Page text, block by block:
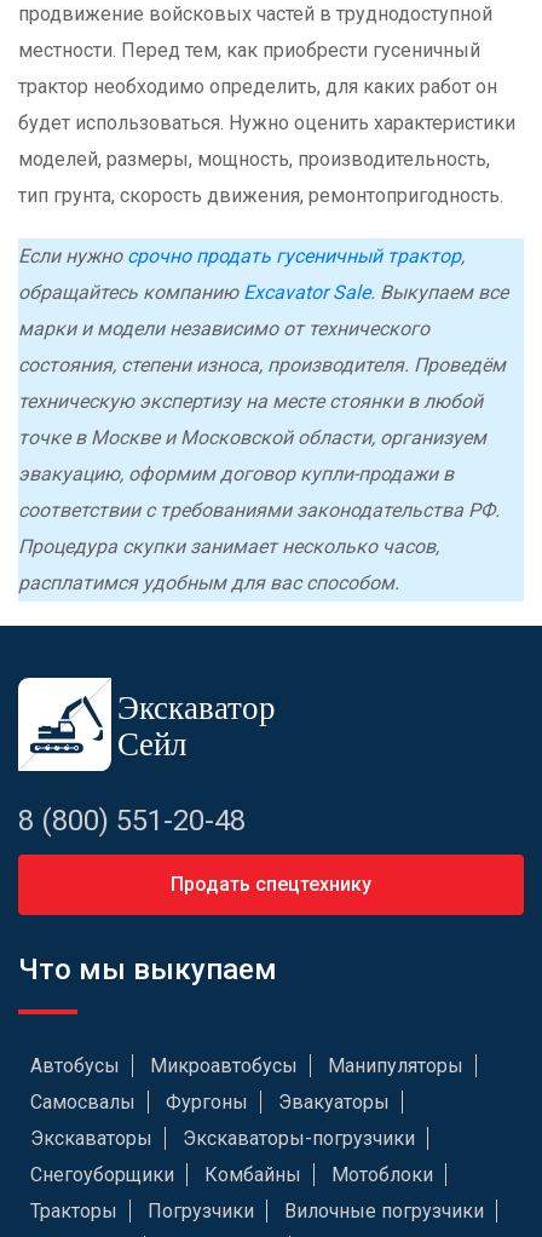
продвижение войсковых частей в труднодоступной
местности. Перед тем, как приобрести гусеничный
трактор необходимо определить, для каких работ он
будет использоваться. Нужно оценить характеристики
моделей, размеры, мощность, производительность,
тип грунта, скорость движения, ремонтопригодность.
Если нужно срочно продать гусеничный трактор,
обращайтесь компанию Excavator Sale. Выкупаем все
марки и модели независимо от технического
состояния, степени износа, производителя. Проведём
техническую экспертизу на месте стоянки в любой
точке в Москве и Московской области, организуем
эвакуацию, оформим договор купли-продажи в
соответствии с требованиями законодательства РФ.
Процедура скупки занимает несколько часов,
расплатимся удобным для вас способом.
8 (800) 551-20-48
Продать спецтехнику
Что мы выкупаем
Автобусы Микроавтобусы
Манипуляторы
Самосвалы
Фургоны
Эвакуаторы
Экскаваторы
Экскаваторы-погрузчики
Снегоуборщики
Комбайны
Мотоблоки
Тракторы
Погрузчики
Вилочные погрузчики